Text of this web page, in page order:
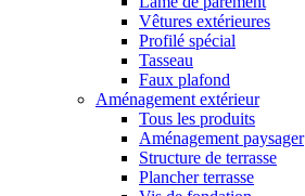
Vêtures extérieures
Profilé spécial
Tasseau
Faux plafond
Aménagement extérieur
Tous les produits
Aménagement paysager
Structure de terrasse
Plancher terrasse